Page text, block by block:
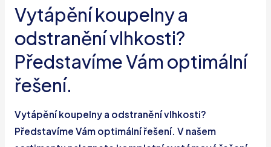
rekonstrukci?
Vytápění koupelny a
odstranění vlhkosti?
Představíme Vám optimální
řešení.
Vytápění koupelny a odstranění vlhkosti?
Představíme Vám optimální řešení. V našem